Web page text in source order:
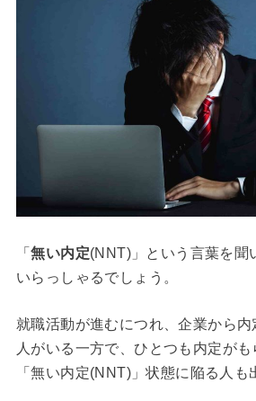
「無い内定(NNT)」という言葉を聞
いらっしゃるでしょう。
就職活動が進むにつれ、企業から内
人がいる一方で、ひとつも内定がも
「無い内定(NNT)」状態に陥る人も